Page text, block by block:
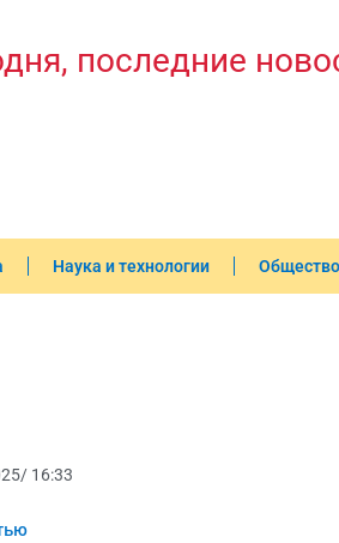
последние
Наука и технологии Общество
/ 16:33